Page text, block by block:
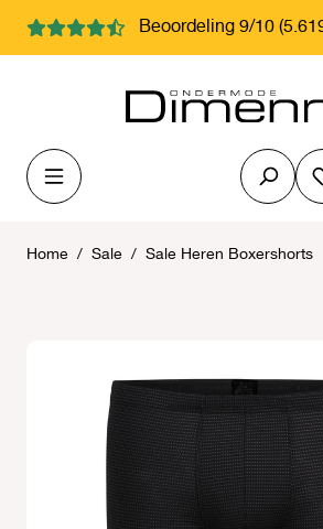
Beoordeling 9/10
Home / Sale / Sale Heren Boxershorts